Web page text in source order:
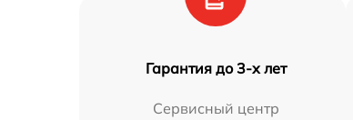
Гарантия до 3-х лет
Сервисный центр